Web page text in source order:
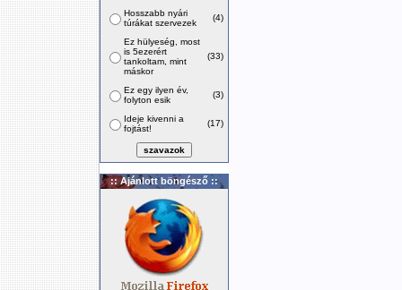
Hosszabb nyári
túrákat szervezek
(4)
Ez hülyeség, most
is 5ezerért
tankoltam, mint
máskor
(33)
Ez egy ilyen év,
folyton esik
(3)
Ideje kivenni a
fojtást!
(17)
:: Ajánlott böngésző ::